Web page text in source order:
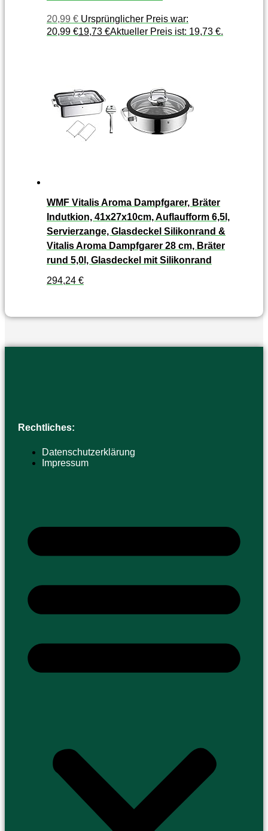
20,99 € Ursprünglicher Preis war:
20,99 €19,73 €Aktueller Preis ist: 19,73 €.
WMF Vitalis Aroma Dampfgarer, Bräter
Indutkion, 41x27x10cm, Auflaufform 6,5l,
Servierzange, Glasdeckel Silikonrand &
Vitalis Aroma Dampfgarer 28 cm, Bräter
rund 5,0l, Glasdeckel mit Silikonrand
294,24 €
Rechtliches:
Datenschutzerklärung
Impressum